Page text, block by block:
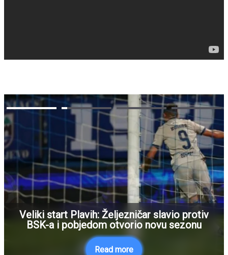
Veliki start Plavih: Željezničar slavio protiv
BSK-a i pobjedom otvorio novu sezonu
Read more